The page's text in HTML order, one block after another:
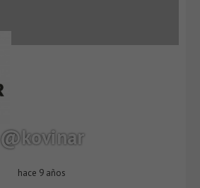
@kovinar
hace 9 años